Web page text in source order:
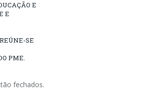
E
E
SE
PME.
fechados.